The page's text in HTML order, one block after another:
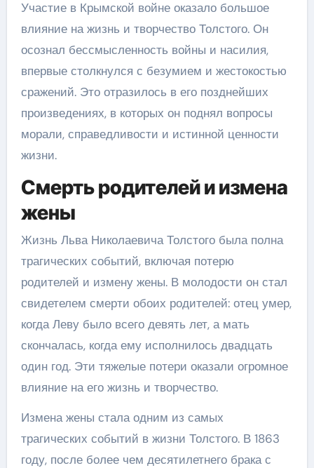
Участие в Крымской войне оказало большое
влияние на жизнь и творчество Толстого. Он
осознал бессмысленность войны и насилия,
впервые столкнулся с безумием и жестокостью
сражений. Это отразилось в его позднейших
произведениях, в которых он поднял вопросы
морали, справедливости и истинной ценности
жизни.
Смерть родителей и измена
жены
Жизнь Льва Николаевича Толстого была полна
трагических событий, включая потерю
родителей и измену жены. В молодости он стал
свидетелем смерти обоих родителей: отец умер,
когда Леву было всего девять лет, а мать
скончалась, когда ему исполнилось двадцать
один год. Эти тяжелые потери оказали огромное
влияние на его жизнь и творчество.
Измена жены стала одним из самых
трагических событий в жизни Толстого. В 1863
году, после более чем десятилетнего брака с